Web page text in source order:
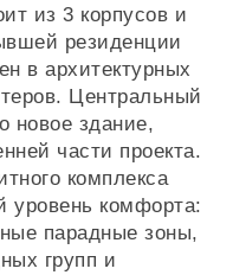
из 3 корпусов и
резиденции
в архитектурных
Центральный
новое здание,
части проекта.
комплекса
уровень комфорта:
парадные зоны,
групп и